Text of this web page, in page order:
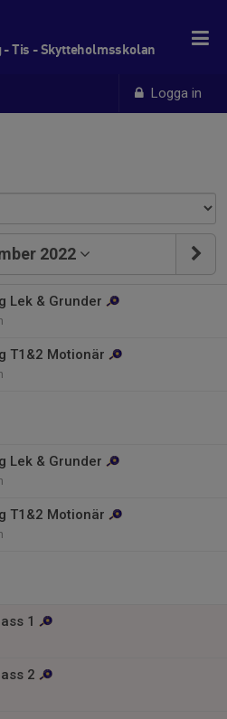
Logga in
Tis - Skytteholmsskolan
2022
Lek & Grunder
T1&2 Motionär
Lek & Grunder
T1&2 Motionär
1
2